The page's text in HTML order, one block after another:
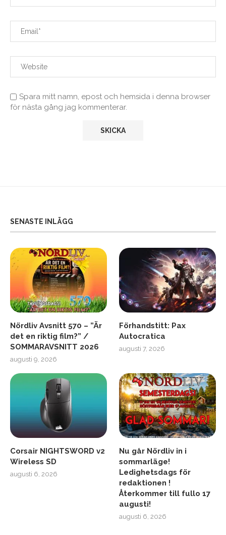
Spara mitt namn, epost och hemsida i denna browser
för nästa gång jag kommenterar.
SENASTE INLÄGG
Nördliv Avsnitt 570 – ”Är
det en riktig film?” /
SOMMARAVSNITT 2026
augusti 9, 2026
Förhandstitt: Pax
Autocratica
augusti 7, 2026
Corsair NIGHTSWORD v2
Wireless SD
augusti 6, 2026
Nu går Nördliv in i
sommarläge!
Ledighetsdags för
redaktionen !
Återkommer till fullo 17
augusti!
augusti 6, 2026